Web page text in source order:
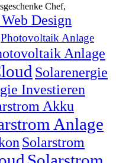
Chef,
Design
Photovoltaik Anlage
Anlage
Solarenergie
Investieren
Akku
Anlage
Solarstrom